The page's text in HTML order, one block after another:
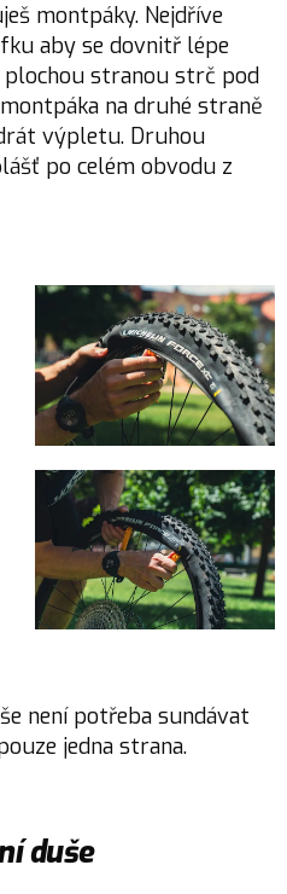
montpáky. Nejdříve
aby se dovnitř lépe
plochou stranou strč pod
na druhé straně
výpletu. Druhou
po celém obvodu z
není potřeba sundávat
jedna strana.
duše